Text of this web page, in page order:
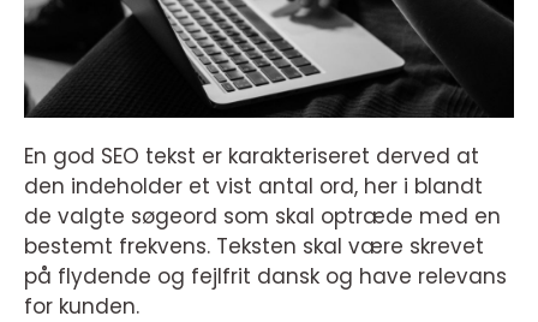
En god SEO tekst er karakteriseret derved at
den indeholder et vist antal ord, her i blandt
de valgte søgeord som skal optræde med en
bestemt frekvens. Teksten skal være skrevet
på flydende og fejlfrit dansk og have relevans
for kunden.